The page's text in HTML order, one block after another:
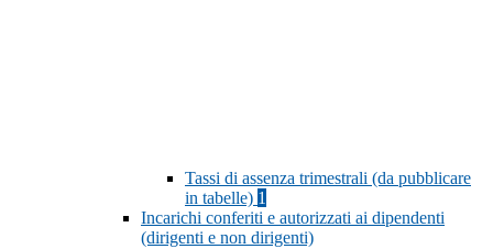
Tassi di assenza trimestrali (da pubblicare
in tabelle) 1
Incarichi conferiti e autorizzati ai dipendenti
(dirigenti e non dirigenti)